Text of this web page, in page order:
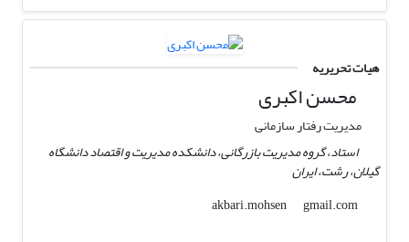
هیات تحریریه
محسن اکبری
مدیریت رفتار سازمانی
استاد، گروه مدیریت بازرگانی، دانشکده مدیریت و اقتصاد دانشگاه
گیلان، رشت، ایران
akbari.mohsen
gmail.com